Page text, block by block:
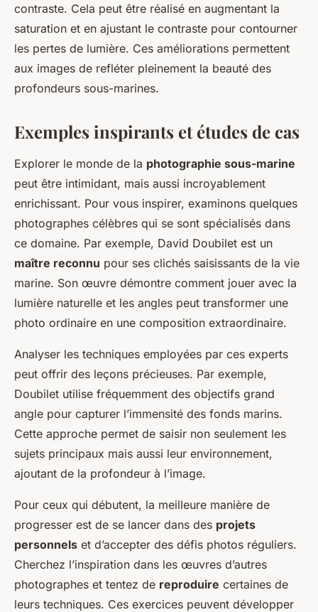
contraste. Cela peut être réalisé en augmentant la
saturation et en ajustant le contraste pour contourner
les pertes de lumière. Ces améliorations permettent
aux images de refléter pleinement la beauté des
profondeurs sous-marines.
Exemples inspirants et études de cas
Explorer le monde de la photographie sous-marine
peut être intimidant, mais aussi incroyablement
enrichissant. Pour vous inspirer, examinons quelques
photographes célèbres qui se sont spécialisés dans
ce domaine. Par exemple, David Doubilet est un
maître reconnu pour ses clichés saisissants de la vie
marine. Son œuvre démontre comment jouer avec la
lumière naturelle et les angles peut transformer une
photo ordinaire en une composition extraordinaire.
Analyser les techniques employées par ces experts
peut offrir des leçons précieuses. Par exemple,
Doubilet utilise fréquemment des objectifs grand
angle pour capturer l’immensité des fonds marins.
Cette approche permet de saisir non seulement les
sujets principaux mais aussi leur environnement,
ajoutant de la profondeur à l’image.
Pour ceux qui débutent, la meilleure manière de
progresser est de se lancer dans des projets
personnels et d’accepter des défis photos réguliers.
Cherchez l’inspiration dans les œuvres d’autres
photographes et tentez de reproduire certaines de
leurs techniques. Ces exercices peuvent développer